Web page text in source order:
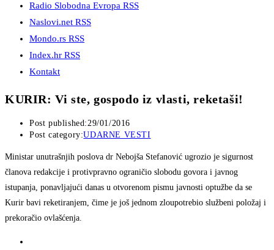
Radio Slobodna Evropa RSS
Naslovi.net RSS
Mondo.rs RSS
Index.hr RSS
Kontakt
KURIR: Vi ste, gospodo iz vlasti, reketaši!
Post published:29/01/2016
Post category:UDARNE VESTI
Ministar unutrašnjih poslova dr Nebojša Stefanović ugrozio je sigurnost
članova redakcije i protivpravno ograničio slobodu govora i javnog
istupanja, ponavljajući danas u otvorenom pismu javnosti optužbe da se
Kurir bavi reketiranjem, čime je još jednom zloupotrebio službeni položaj i
prekoračio ovlašćenja.